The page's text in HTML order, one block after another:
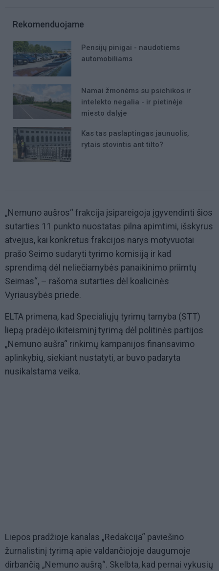
Rekomenduojame
Pensijų pinigai - naudotiems
automobiliams
Namai žmonėms su psichikos ir
intelekto negalia - ir pietinėje
miesto dalyje
Kas tas paslaptingas jaunuolis,
rytais stovintis ant tilto?
„Nemuno aušros“ frakcija įsipareigoja įgyvendinti šios
sutarties 11 punkto nuostatas pilna apimtimi, išskyrus
atvejus, kai konkretus frakcijos narys motyvuotai
prašo Seimo sudaryti tyrimo komisiją ir kad
sprendimą dėl neliečiamybės panaikinimo priimtų
Seimas“, – rašoma sutarties dėl koalicinės
Vyriausybės priede.
ELTA primena, kad Specialiųjų tyrimų tarnyba (STT)
liepą pradėjo ikiteisminį tyrimą dėl politinės partijos
„Nemuno aušra“ rinkimų kampanijos finansavimo
aplinkybių, siekiant nustatyti, ar buvo padaryta
nusikalstama veika.
Liepos pradžioje kanalas „Redakcija“ paviešino
žurnalistinį tyrimą apie valdančiojoje daugumoje
dirbančią „Nemuno aušrą“. Skelbta, kad pernai vykusių